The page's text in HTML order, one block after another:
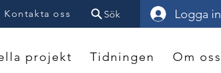
Kontakta oss Sök Logga in
projekt Tidningen Om oss